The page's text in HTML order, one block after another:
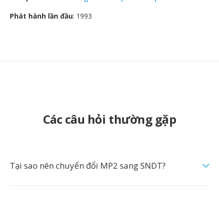
Phát hành lần đầu: 1993
Các câu hỏi thường gặp
Tại sao nên chuyển đổi MP2 sang SNDT?